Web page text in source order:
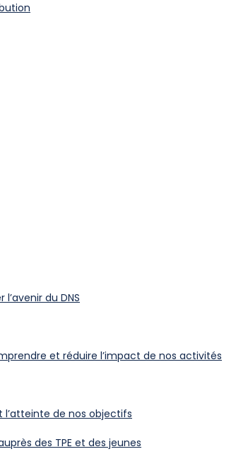
du DNS
et réduire l’impact de nos activités
de nos objectifs
des TPE et des jeunes